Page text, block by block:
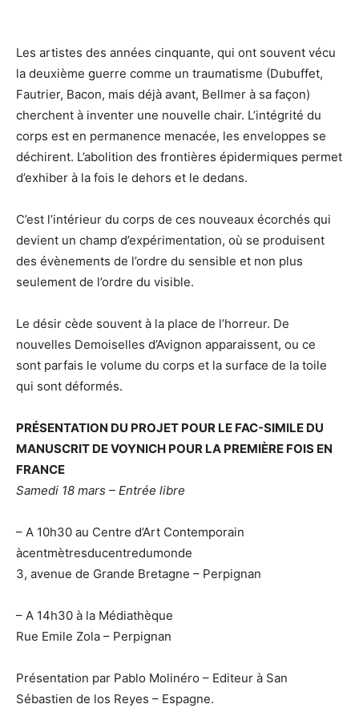
Les artistes des années cinquante, qui ont souvent vécu
la deuxième guerre comme un traumatisme (Dubuffet,
Fautrier, Bacon, mais déjà avant, Bellmer à sa façon)
cherchent à inventer une nouvelle chair. L’intégrité du
corps est en permanence menacée, les enveloppes se
déchirent. L’abolition des frontières épidermiques permet
d’exhiber à la fois le dehors et le dedans.
C’est l’intérieur du corps de ces nouveaux écorchés qui
devient un champ d’expérimentation, où se produisent
des évènements de l’ordre du sensible et non plus
seulement de l’ordre du visible.
Le désir cède souvent à la place de l’horreur. De
nouvelles Demoiselles d’Avignon apparaissent, ou ce
sont parfais le volume du corps et la surface de la toile
qui sont déformés.
PRÉSENTATION DU PROJET POUR LE FAC-SIMILE DU
MANUSCRIT DE VOYNICH POUR LA PREMIÈRE FOIS EN
FRANCE
Samedi 18 mars – Entrée libre
– A 10h30 au Centre d’Art Contemporain
àcentmètresducentredumonde
3, avenue de Grande Bretagne – Perpignan
– A 14h30 à la Médiathèque
Rue Emile Zola – Perpignan
Présentation par Pablo Molinéro – Editeur à San
Sébastien de los Reyes – Espagne.